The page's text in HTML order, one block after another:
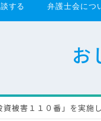
する 弁護士会につ
お
被害１１０番」を実施